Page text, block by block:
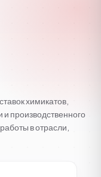
химикатов,
производственного
в отрасли,